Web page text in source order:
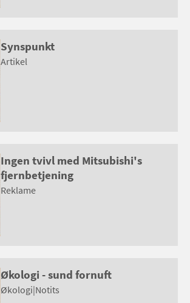
Synspunkt
Artikel
Ingen tvivl med Mitsubishi's
fjernbetjening
Reklame
Økologi - sund fornuft
Økologi|Notits